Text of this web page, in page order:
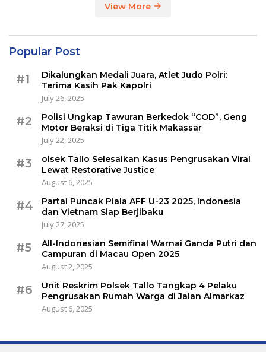
View More
Popular Post
#1
Dikalungkan Medali Juara, Atlet Judo Polri:
Terima Kasih Pak Kapolri
July 26, 2025
#2
Polisi Ungkap Tawuran Berkedok “COD”, Geng
Motor Beraksi di Tiga Titik Makassar
July 22, 2025
#3
olsek Tallo Selesaikan Kasus Pengrusakan Viral
Lewat Restorative Justice
August 6, 2025
#4
Partai Puncak Piala AFF U-23 2025, Indonesia
dan Vietnam Siap Berjibaku
July 27, 2025
#5
All-Indonesian Semifinal Warnai Ganda Putri dan
Campuran di Macau Open 2025
August 2, 2025
#6
Unit Reskrim Polsek Tallo Tangkap 4 Pelaku
Pengrusakan Rumah Warga di Jalan Almarkaz
August 6, 2025